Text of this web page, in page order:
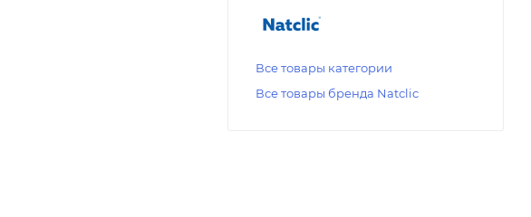
Все товары категории
Все товары бренда Natсlic